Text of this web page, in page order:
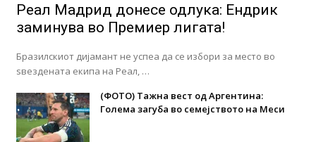
Реал Мадрид донесе одлука: Eндрик
заминува во Премиер лигата!
Бразилскиот дијамант не успеа да се избори за место во
ѕвездената екипа на Реал, …
(ФОТО) Тажна вест од Аргентина:
Голема загуба во семејството на Меси